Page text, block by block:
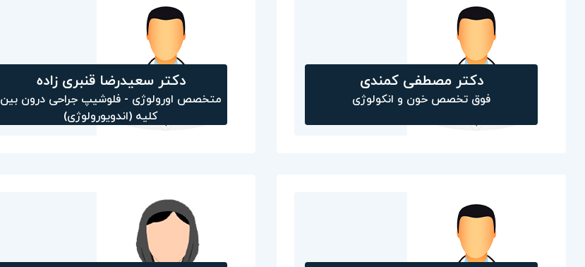
دکتر مصطفی کمندی
فوق تخصص خون و انکولوژی
دکتر سعيدرضا قنبری زاده
متخصص اورولوژی - فلوشيپ جراحی درون بين
كليه (اندويورولوژی)